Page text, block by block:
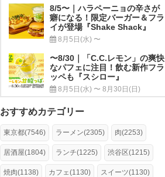
8/5〜｜ハラペーニョの辛さが
癖になる！限定バーガー＆フラ
イが登場『Shake Shack』
8月5日(水) 〜
〜8/30｜「C.C.レモン」の爽快
なパフェに注目！飲む新作フラ
ッペも『スシロー』
8月5日(水) 〜 8月30日(日)
おすすめカテゴリー
東京都(7546) ラーメン(2305) 肉(2253)
居酒屋(1804) ランチ(1225) 渋谷区(1215)
焼肉(1138) カフェ(1130) スイーツ(1130)